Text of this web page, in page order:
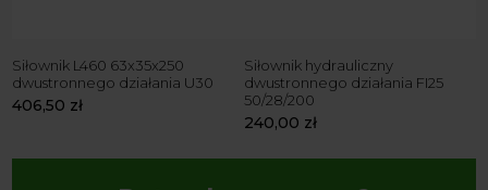
Siłownik L460 63x35x250
dwustronnego działania U30
406,50 zł
Siłownik hydrauliczny
dwustronnego działania FI25
50/28/200
240,00 zł